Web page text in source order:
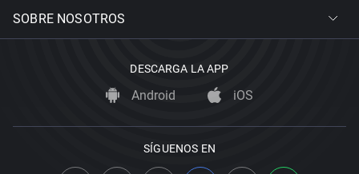
SOBRE NOSOTROS
DESCARGA LA APP
Android iOS
SÍGUENOS EN